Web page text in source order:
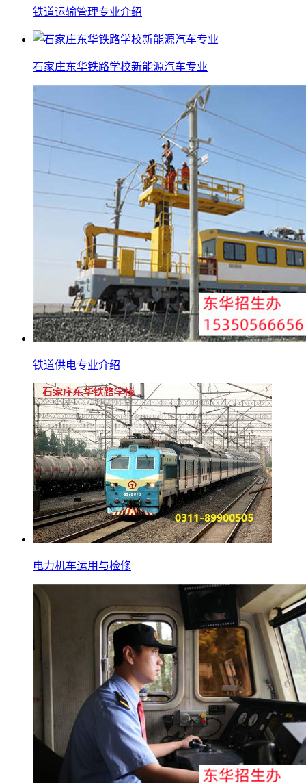
铁道运输管理专业介绍
石家庄东华铁路学校新能源汽车专业
铁道供电专业介绍
电力机车运用与检修